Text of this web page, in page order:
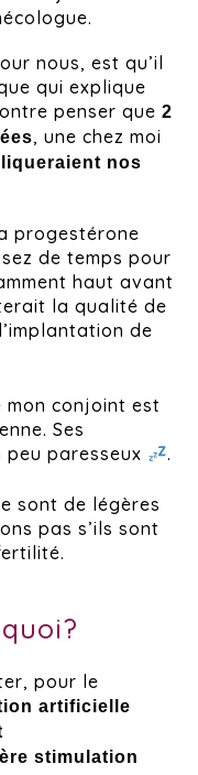
nous, est qu’il
qui explique
penser que 2
, une chez moi
nos
progestérone
de temps pour
haut avant
la qualité de
de
mon conjoint est
Ses
paresseux
.
sont de légères
pas s’ils sont
pour le
artificielle
stimulation